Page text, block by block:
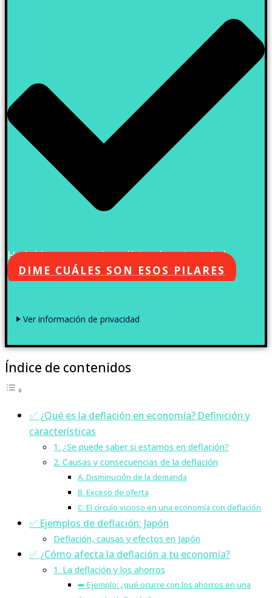
He leído y acepto la política de privacidad
DIME CUÁLES SON ESOS PILARES
Ver información de privacidad
Índice de contenidos
✅ ¿Qué es la deflación en economía? Definición y
características
1. ¿Se puede saber si estamos en deflación?
2. Causas y consecuencias de la deflación
A. Disminución de la demanda
B. Exceso de oferta
C. El círculo vicioso en una economía con deflación
✅ Ejemplos de deflación: Japón
Deflación, causas y efectos en Japón
✅ ¿Cómo afecta la deflación a tu economía?
1. La deflación y los ahorros
➡️ Ejemplo: ¿qué ocurre con los ahorros en una